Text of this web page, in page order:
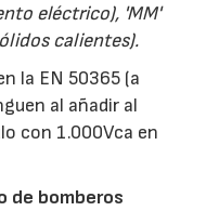
eléctrico), 'MM'
calientes).
la EN 50365 (a
al añadir al
con 1.000Vca en
de bomberos